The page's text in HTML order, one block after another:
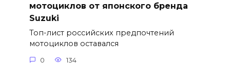
мотоциклов от японского бренда
Suzuki
Топ-лист российских предпочтений
мотоциклов оставался
0 134